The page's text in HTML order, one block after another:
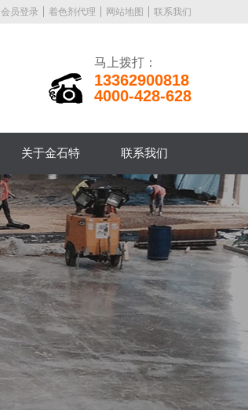
会员登录 着色剂代理 网站地图 联系我们
马上拨打：
13362900818
4000-428-628
关于金石特 联系我们